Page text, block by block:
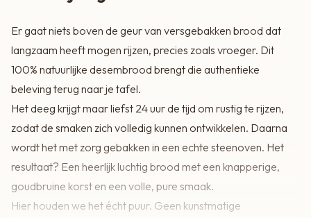
Hier houden we het écht puur. Geen kunstmatige
toevoegingen, geen E-nummers, geen emulgatoren, geen
conserveringsmiddelen en geen kleur- of geurstoffen. Alleen
eerlijke ingrediënten en ambachtelijk vakmanschap.
Elke snee vertelt het verhaal van rust, traditie en kwaliteit.
Brood zoals brood hoort te zijn, eenvoudig, natuurlijk en
onweerstaanbaar lekker.
Er gaat niets boven de geur van versgebakken brood dat
langzaam heeft mogen rijzen, precies zoals vroeger. Dit
100% natuurlijke desembrood brengt die authentieke
beleving terug naar je tafel.
Het deeg krijgt maar liefst 24 uur de tijd om rustig te rijzen,
zodat de smaken zich volledig kunnen ontwikkelen. Daarna
wordt het met zorg gebakken in een echte steenoven. Het
resultaat? Een heerlijk luchtig brood met een knapperige,
goudbruine korst en een volle, pure smaak.
Hier houden we het écht puur. Geen kunstmatige